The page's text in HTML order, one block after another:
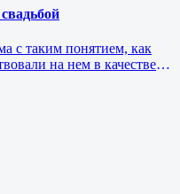
с таким понятием, как
на нем в качестве